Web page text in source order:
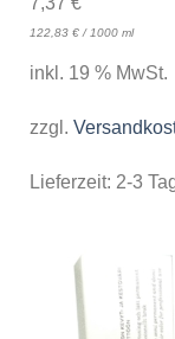
122,83 €/1000 ml
inkl. 19 % MwSt.
zzgl.
Lieferzeit: 2-3